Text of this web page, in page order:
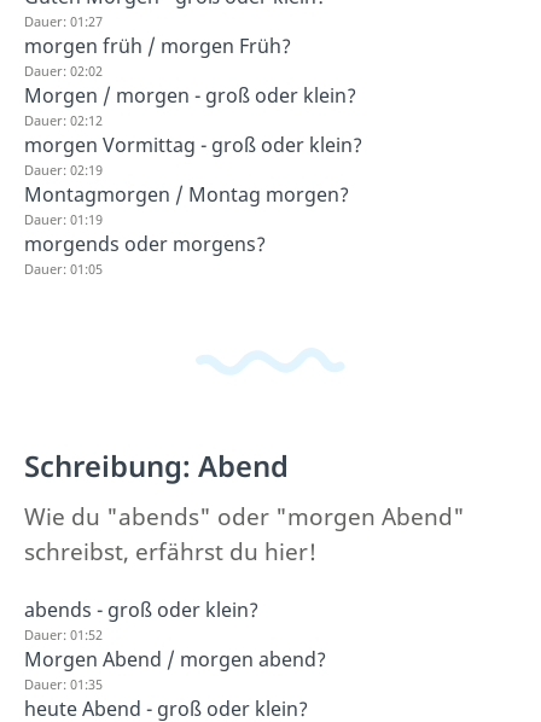
Dauer: 01:27
morgen früh / morgen Früh?
Dauer: 02:02
Morgen / morgen - groß oder klein?
Dauer: 02:12
morgen Vormittag - groß oder klein?
Dauer: 02:19
Montagmorgen / Montag morgen?
Dauer: 01:19
morgends oder morgens?
Dauer: 01:05
Schreibung: Abend
Wie du "abends" oder "morgen Abend"
schreibst, erfährst du hier!
abends - groß oder klein?
Dauer: 01:52
Morgen Abend / morgen abend?
Dauer: 01:35
heute Abend - groß oder klein?